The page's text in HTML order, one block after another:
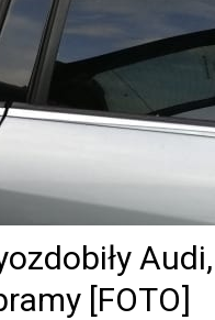
Audi,
[FOTO]